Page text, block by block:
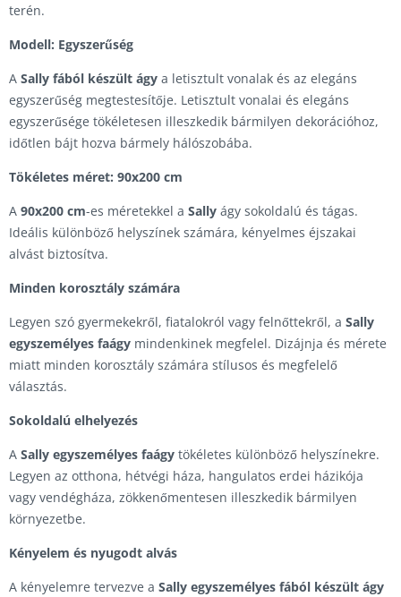
terén.
Modell: Egyszerűség
A Sally fából készült ágy a letisztult vonalak és az elegáns
egyszerűség megtestesítője. Letisztult vonalai és elegáns
egyszerűsége tökéletesen illeszkedik bármilyen dekorációhoz,
időtlen bájt hozva bármely hálószobába.
Tökéletes méret: 90x200 cm
A 90x200 cm-es méretekkel a Sally ágy sokoldalú és tágas.
Ideális különböző helyszínek számára, kényelmes éjszakai
alvást biztosítva.
Minden korosztály számára
Legyen szó gyermekekről, fiatalokról vagy felnőttekről, a Sally
egyszemélyes faágy mindenkinek megfelel. Dizájnja és mérete
miatt minden korosztály számára stílusos és megfelelő
választás.
Sokoldalú elhelyezés
A Sally egyszemélyes faágy tökéletes különböző helyszínekre.
Legyen az otthona, hétvégi háza, hangulatos erdei házikója
vagy vendégháza, zökkenőmentesen illeszkedik bármilyen
környezetbe.
Kényelem és nyugodt alvás
A kényelemre tervezve a Sally egyszemélyes fából készült ágy